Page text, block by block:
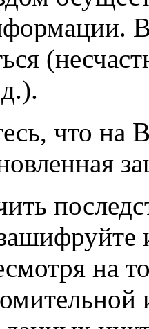
что на
на